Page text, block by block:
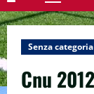
Menu
Senza categoria
Cnu